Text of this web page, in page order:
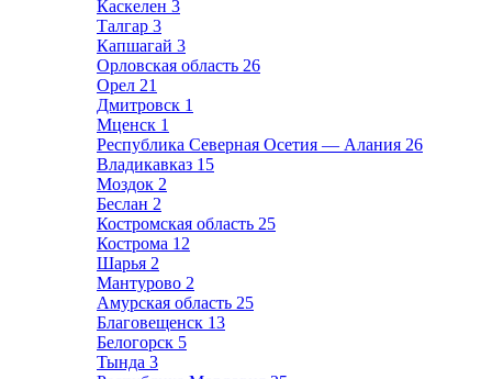
Каскелен 3
Талгар 3
Капшагай 3
Орловская область 26
Орел 21
Дмитровск 1
Мценск 1
Республика Северная Осетия — Алания 26
Владикавказ 15
Моздок 2
Беслан 2
Костромская область 25
Кострома 12
Шарья 2
Мантурово 2
Амурская область 25
Благовещенск 13
Белогорск 5
Тында 3